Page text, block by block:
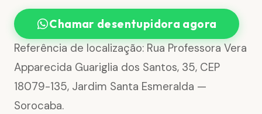
Chamar desentupidora agora
Referência de localização: Rua Professora Vera
Apparecida Guariglia dos Santos, 35, CEP
18079-135, Jardim Santa Esmeralda —
Sorocaba.